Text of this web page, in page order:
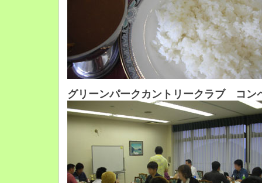
グリーンパークカントリークラブ コン